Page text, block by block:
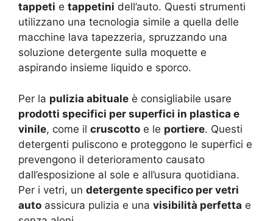
tappeti e tappetini dell’auto. Questi strumenti
utilizzano una tecnologia simile a quella delle
macchine lava tapezzeria, spruzzando una
soluzione detergente sulla moquette e
aspirando insieme liquido e sporco.
Per la pulizia abituale è consigliabile usare
prodotti specifici per superfici in plastica e
vinile, come il cruscotto e le portiere. Questi
detergenti puliscono e proteggono le superfici e
prevengono il deterioramento causato
dall’esposizione al sole e all’usura quotidiana.
Per i vetri, un detergente specifico per vetri
auto assicura pulizia e una visibilità perfetta e